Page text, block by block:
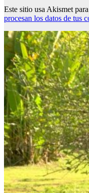
Este sitio usa Akismet
procesan los datos de tus